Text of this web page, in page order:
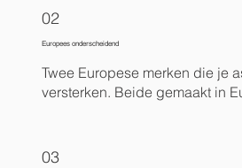
02
Europees onderscheidend
Twee Europese merken die je
versterken. Beide gemaakt in
03